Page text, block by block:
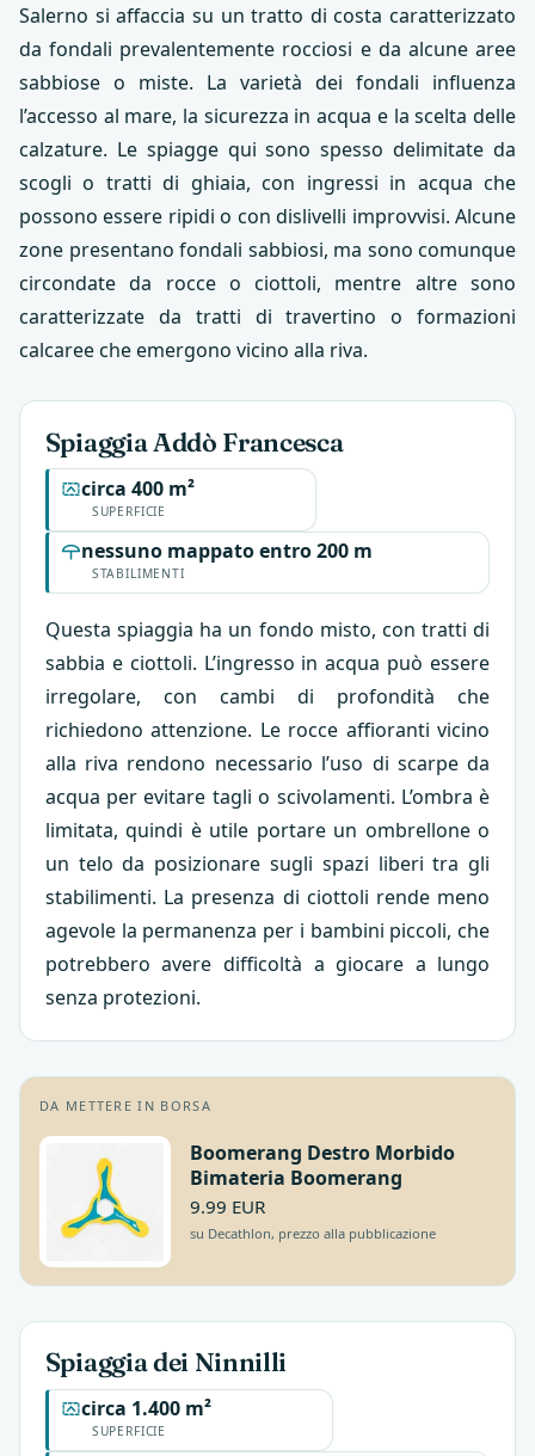
Salerno si affaccia su un tratto di costa caratterizzato
da fondali prevalentemente rocciosi e da alcune aree
sabbiose o miste. La varietà dei fondali influenza
l’accesso al mare, la sicurezza in acqua e la scelta delle
calzature. Le spiagge qui sono spesso delimitate da
scogli o tratti di ghiaia, con ingressi in acqua che
possono essere ripidi o con dislivelli improvvisi. Alcune
zone presentano fondali sabbiosi, ma sono comunque
circondate da rocce o ciottoli, mentre altre sono
caratterizzate da tratti di travertino o formazioni
calcaree che emergono vicino alla riva.
Spiaggia Addò Francesca
SUPERFICIE
circa 400 m²
STABILIMENTI
nessuno mappato entro 200 m
Questa spiaggia ha un fondo misto, con tratti di
sabbia e ciottoli. L’ingresso in acqua può essere
irregolare, con cambi di profondità che
richiedono attenzione. Le rocce affioranti vicino
alla riva rendono necessario l’uso di scarpe da
acqua per evitare tagli o scivolamenti. L’ombra è
limitata, quindi è utile portare un ombrellone o
un telo da posizionare sugli spazi liberi tra gli
stabilimenti. La presenza di ciottoli rende meno
agevole la permanenza per i bambini piccoli, che
potrebbero avere difficoltà a giocare a lungo
senza protezioni.
DA METTERE IN BORSA
Boomerang Destro Morbido
Bimateria Boomerang
9.99 EUR
su Decathlon, prezzo alla pubblicazione
Spiaggia dei Ninnilli
SUPERFICIE
circa 1.400 m²